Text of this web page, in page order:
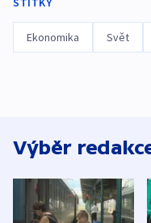
Ekonomika Svět
Výběr